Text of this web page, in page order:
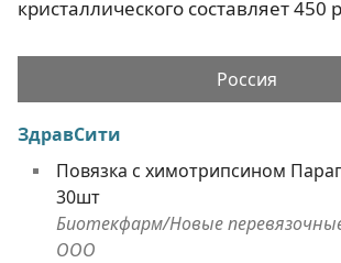
кристаллического составляет 450
Россия
ЗдравСити
Повязка с химотрипсином
30шт
Биотекфарм/Новые
ООО